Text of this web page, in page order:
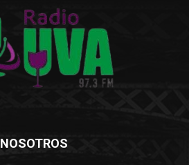
NOSOTROS